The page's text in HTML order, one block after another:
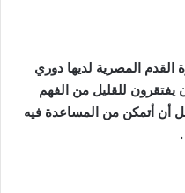
المصرية لديها دوري
يفتقرون للقليل من الفهم
أن أتمكن من المساعدة فيه